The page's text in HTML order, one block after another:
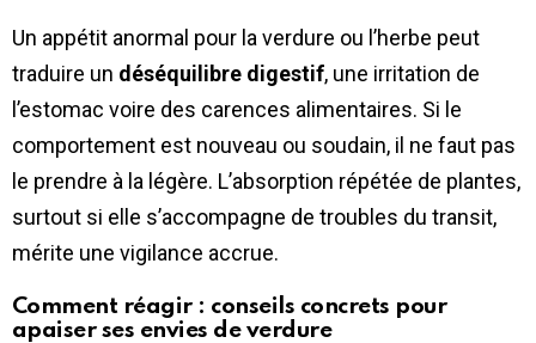
Un appétit anormal pour la verdure ou l’herbe peut
traduire un déséquilibre digestif, une irritation de
l’estomac voire des carences alimentaires. Si le
comportement est nouveau ou soudain, il ne faut pas
le prendre à la légère. L’absorption répétée de plantes,
surtout si elle s’accompagne de troubles du transit,
mérite une vigilance accrue.
Comment réagir : conseils concrets pour
apaiser ses envies de verdure